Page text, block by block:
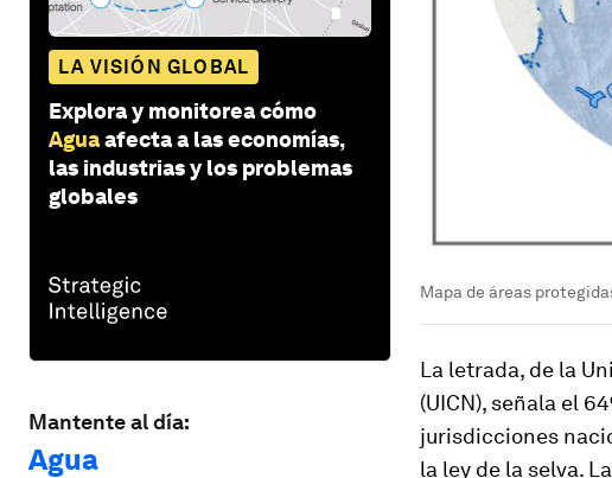
LA VISIÓN GLOBAL
Explora y monitorea cómo
Aguaafecta a las economías,
las industrias y los problemas
globales
Mantente al día:
Agua
Mapa de áreas
La letrada, de la
(UICN), señala el
jurisdicciones
la ley de la selva.